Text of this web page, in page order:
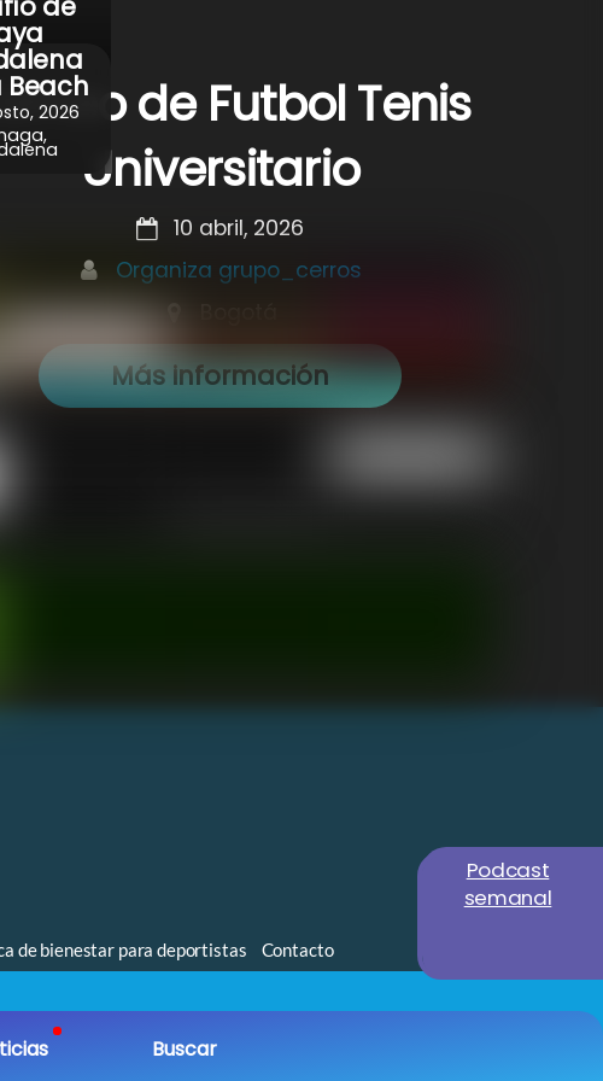
Buscar
de Futbol Tenis
Universitario
10 abril, 2026
Organiza grupo_cerros
Más información
Beach
2026
de bienestar para deportistas Contacto
Podcast
semanal